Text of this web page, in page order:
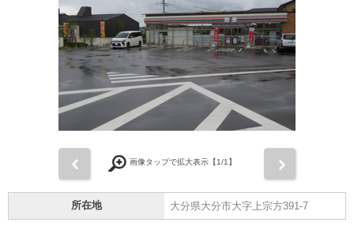
画像タップで拡大表示【1/1】
所在地 大分県大分市大字上宗方391-7